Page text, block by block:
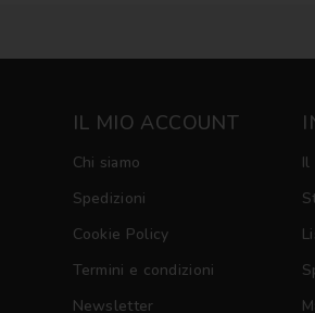
IL MIO ACCOUNT
Chi siamo
Spedizioni
Cookie Policy
Termini e condizioni
Newsletter
Il